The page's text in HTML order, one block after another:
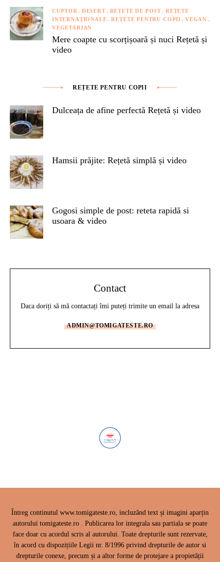
CUPTOR DESERT REȚETE DE POST
REȚETE
INTERNAȚIONALE
REȚETE PENTRU COPII
VEGAN
VEGETARIAN
Mere coapte cu scorțișoară și nuci Rețetă și
video
REȚETE PENTRU COPII
Dulceața de afine perfectă Rețetă și video
Hamsii prăjite: Rețetă simplă și video
Gogosi simple de post: reteta rapidă si
usoara & video
Contact
Daca doriți să mă contactați îmi puteți trimite un email la adresa
ADMIN@TOMIGATESTE.RO
Întreg continutul www.tomigateste.ro, incluzând text și imagini aparțin
autorului tomigateste.ro . Publicarea lor integrala sau partiala se poate
face doar cu acordul scris al autorului. Toate drepturile sunt rezervate,
în acord cu dispozițiile Legii nr. 8/1996 privind drepturile de autor si
drepturile conexe, precum și a altor forme de protejare a propietății